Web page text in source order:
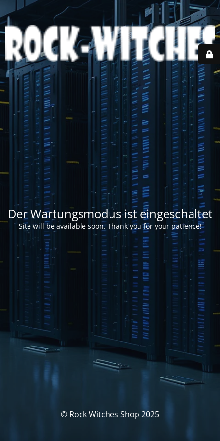
Der Wartungsmodus ist eingeschaltet
Site will be available soon. Thank you for your patience!
© Rock Witches Shop 2025